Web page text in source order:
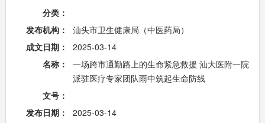
分类：
发布机构：
汕头市卫生健康局（中医药局）
成文日期：
2025-03-14
名称：
一场跨市通勤路上的生命紧急救援 汕大医附一院
派驻医疗专家团队雨中筑起生命防线
文号：
发布日期：
2025-03-14